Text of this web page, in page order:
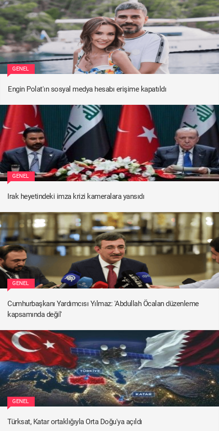
GENEL
Engin Polat'ın sosyal medya hesabı erişime kapatıldı
GENEL
Irak heyetindeki imza krizi kameralara yansıdı
GENEL
Cumhurbaşkanı Yardımcısı Yılmaz: 'Abdullah Öcalan düzenleme
kapsamında değil'
GENEL
Türksat, Katar ortaklığıyla Orta Doğu'ya açıldı